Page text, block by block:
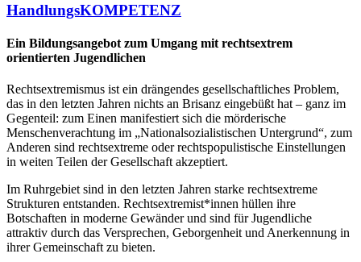
HandlungsKOMPETENZ
Ein Bildungsangebot zum Umgang mit rechtsextrem
orientierten Jugendlichen
Rechtsextremismus ist ein drängendes gesellschaftliches Problem,
das in den letzten Jahren nichts an Brisanz eingebüßt hat – ganz im
Gegenteil: zum Einen manifestiert sich die mörderische
Menschenverachtung im „Nationalsozialistischen Untergrund“, zum
Anderen sind rechtsextreme oder rechtspopulistische Einstellungen
in weiten Teilen der Gesellschaft akzeptiert.
Im Ruhrgebiet sind in den letzten Jahren starke rechtsextreme
Strukturen entstanden. Rechtsextremist*innen hüllen ihre
Botschaften in moderne Gewänder und sind für Jugendliche
attraktiv durch das Versprechen, Geborgenheit und Anerkennung in
ihrer Gemeinschaft zu bieten.